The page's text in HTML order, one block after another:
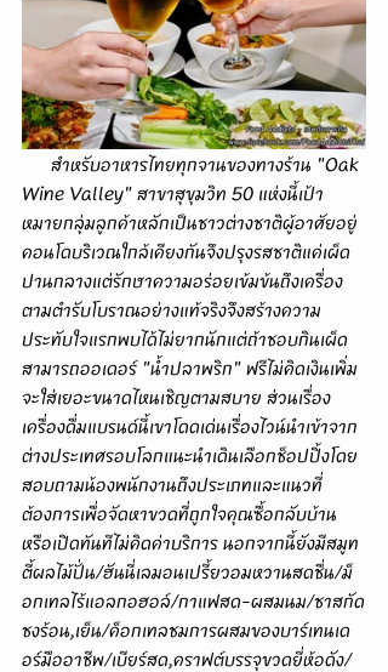
Wine Valley" สาขาสุขุมวิท 50 แห่งนี้เป้า
หมายกลุ่มลูกค้าหลักเป็นชาวต่างชาติผู้อาศัยอยู่
คอนโดบริเวณใกล้เคียงกันจึงปรุงรสชาติแค่เผ็ด
ปานกลางแต่รักษาความอร่อยเข้มข้นถึงเครื่อง
ตามตำรับโบราณอย่างแท้จริงจึงสร้างความ
ประทับใจแรกพบได้ไม่ยากนักแต่ถ้าชอบกินเผ็ด
สามารถออเดอร์ "น้ำปลาพริก" ฟรีไม่คิดเงินเพิ่ม
จะใส่เยอะขนาดไหนเชิญตามสบาย ส่วนเรื่อง
เครื่องดื่มแบรนด์นี้เขาโดดเด่นเรื่องไวน์นำเข้าจาก
ต่างประเทศรอบโลกแนะนำเดินเลือกช็อปปิ้งโดย
สอบถามน้องพนักงานถึงประเภทและแนวที่
ต้องการเพื่อจัดหาขวดที่ถูกใจคุณซื้อกลับบ้าน
หรือเปิดทันทีไม่คิดค่าบริการ นอกจากนี้ยังมีสมูท
ตี้ผลไม้ปั่น/ฮันนี่เลมอนเปรี้ยวอมหวานสดชื่น/ม็
อกเทลไร้แอลกอฮอล์/กาแฟสด-ผสมนม/ชาสกัด
ชงร้อน,เย็น/ค็อกเทลชมการผสมของบาร์เทนเด
อร์มืออาชีพ/เบียร์สด,คราฟต์บรรจุขวดยี่ห้อดัง/